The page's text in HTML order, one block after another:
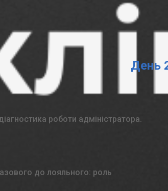
День
роботи адміністратора.
до лояльного: роль